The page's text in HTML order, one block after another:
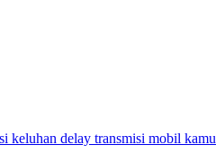
keluhan delay transmisi mobil kamu